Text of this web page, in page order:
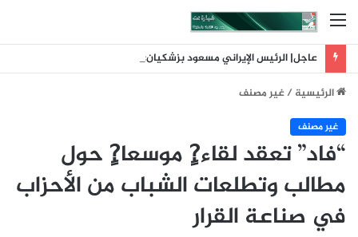
القائمة
الرئيسية/غير مصنف
غير مصنف
“فاد” تعقد لقاء?ٍ موسعا?ٍ حول
مطالب وتطلعات الشباب من الأحزاب
في صناعة القرار